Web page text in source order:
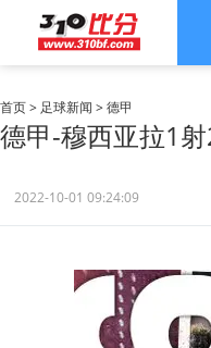
首页> 足球新闻 >德甲
德甲-穆西亚拉1
2022-10-01 09:24:09